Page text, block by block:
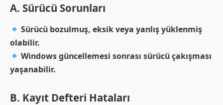
A. Sürücü Sorunları
Sürücü bozulmuş, eksik veya yanlış yüklenmiş
olabilir.
Windows güncellemesi sonrası sürücü çakışması
yaşanabilir.
B. Kayıt Defteri Hataları